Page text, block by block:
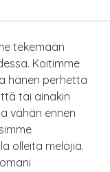
tekemään
Koitimme
hänen perhettä
tai ainakin
vähän ennen
olleita melojia.